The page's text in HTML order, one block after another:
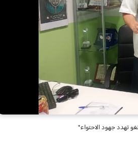
تهدد جهود الاحتواء*